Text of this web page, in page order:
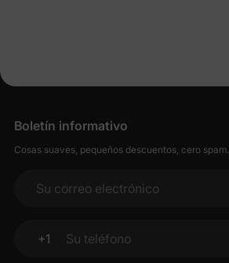
Boletín informativo
Cosas suaves, pequeños descuentos, cero spam.
Su correo electrónico
+1
Su teléfono